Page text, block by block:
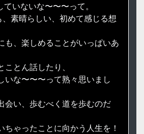
ていないな〜〜〜って。
、素晴らしい、初めて感じる想
も、楽しめることがいっぱいあ
とん話したり、
いな〜〜〜って熟々思いまし
会い、歩むべく道を歩むのだ
ちゃったことに向かう人生を！